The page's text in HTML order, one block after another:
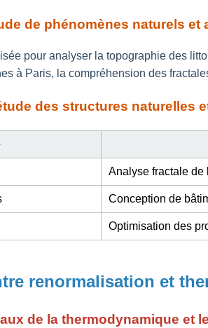
de phénomènes naturels et
pour analyser la topographie des
à Paris, la compréhension des
des structures naturelles
Analyse fractale de
Conception de
Optimisation des
renormalisation et
de la thermodynamique et